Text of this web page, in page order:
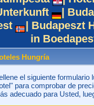
|
| Budapeszt
in
Hungría
el siguiente formulario
para comprobar de
adecuado para Usted,